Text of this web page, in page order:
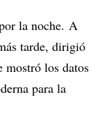
la noche. A
tarde, dirigió
mostró los datos
para la